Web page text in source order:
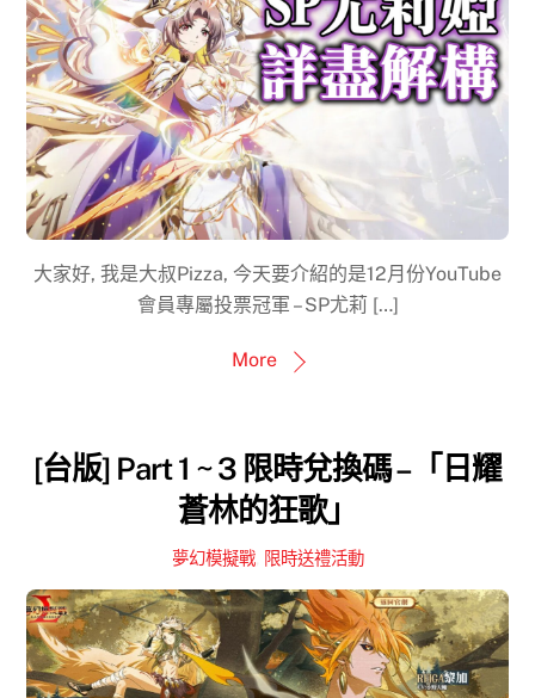
大家好, 我是大叔Pizza, 今天要介紹的是12月份YouTube
會員專屬投票冠軍 – SP尤莉 […]
More
[台版] Part 1 ~ 3 限時兌換碼 –「日耀
蒼林的狂歌」
夢幻模擬戰, 限時送禮活動